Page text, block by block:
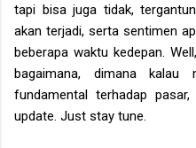
tapi bisa juga tidak,
akan terjadi, serta sentimen
beberapa waktu kedepan.
bagaimana, dimana kalau
fundamental terhadap
update. Just stay tune.